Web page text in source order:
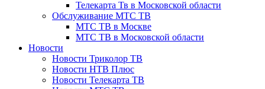
Телекарта Тв в Московской области
Обслуживание МТС ТВ
МТС ТВ в Москве
МТС ТВ в Московской области
Новости
Новости Триколор ТВ
Новости НТВ Плюс
Новости Телекарта ТВ